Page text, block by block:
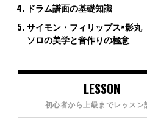
ドラム譜面の基礎知識
サイモン・フィリップス×影丸
ソロの美学と音作りの極意
LESSON
初心者から上級までレッスン